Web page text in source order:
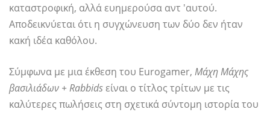
καταστροφική, αλλά ευημερούσα αντ 'αυτού.
Αποδεικνύεται ότι η συγχώνευση των δύο δεν ήταν
κακή ιδέα καθόλου.
Σύμφωνα με μια έκθεση του Eurogamer, Μάχη Μάχης
βασιλιάδων + Rabbidsείναι ο τίτλος τρίτων με τις
καλύτερες πωλήσεις στη σχετικά σύντομη ιστορία του